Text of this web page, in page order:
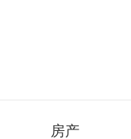
房产